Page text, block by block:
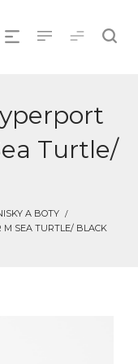
Turtle/
A BOTY
M SEA TURTLE/ BLACK